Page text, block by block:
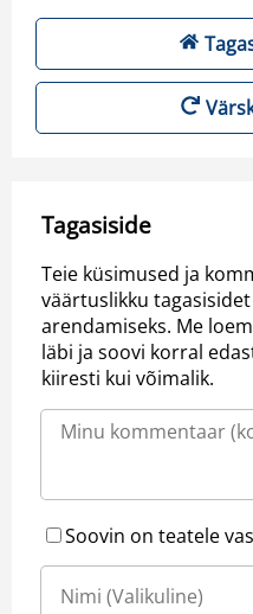
Tagasiside
Teie küsimused ja
väärtuslikku
arendamiseks. Me
läbi ja soovi korral
kiiresti kui võimalik.
Soovin on teatele